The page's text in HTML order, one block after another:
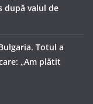
după valul de
Totul a
„Am plătit